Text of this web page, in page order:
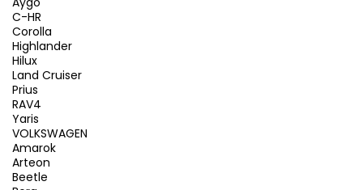
C-HR
Corolla
Highlander
Hilux
Land Cruiser
Prius
RAV4
Yaris
VOLKSWAGEN
Amarok
Arteon
Beetle